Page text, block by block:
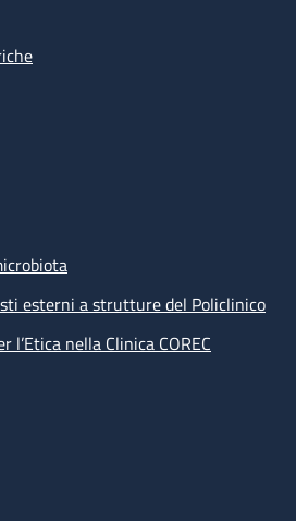
esterni a strutture del Policlinico
l’Etica nella Clinica COREC